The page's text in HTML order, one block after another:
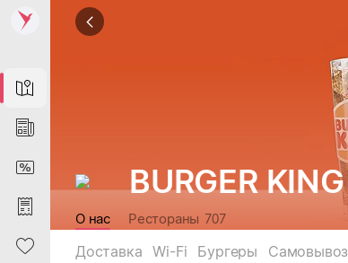
Map
News
DiscountCard
Purchases
Heart
BURGER KING
О нас Рестораны 707
Доставка Wi-Fi Бургеры
Самовывоз